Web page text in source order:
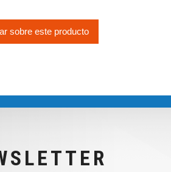
sobre este producto